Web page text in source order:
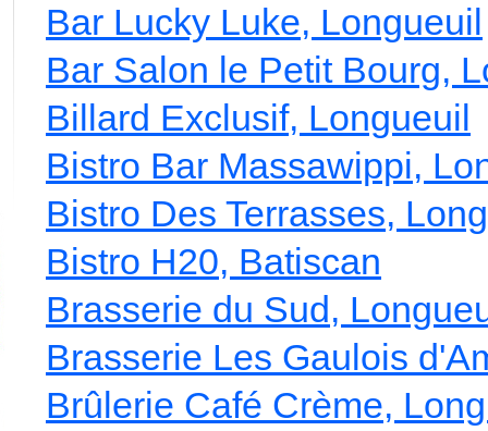
Bar Lucky Luke, Longueuil
Bar Salon le Petit Bourg,
Billard Exclusif, Longueuil
Bistro Bar Massawippi,
Bistro Des Terrasses,
Bistro H20, Batiscan
Brasserie du Sud,
Brasserie Les Gaulois
Brûlerie Café Crème,